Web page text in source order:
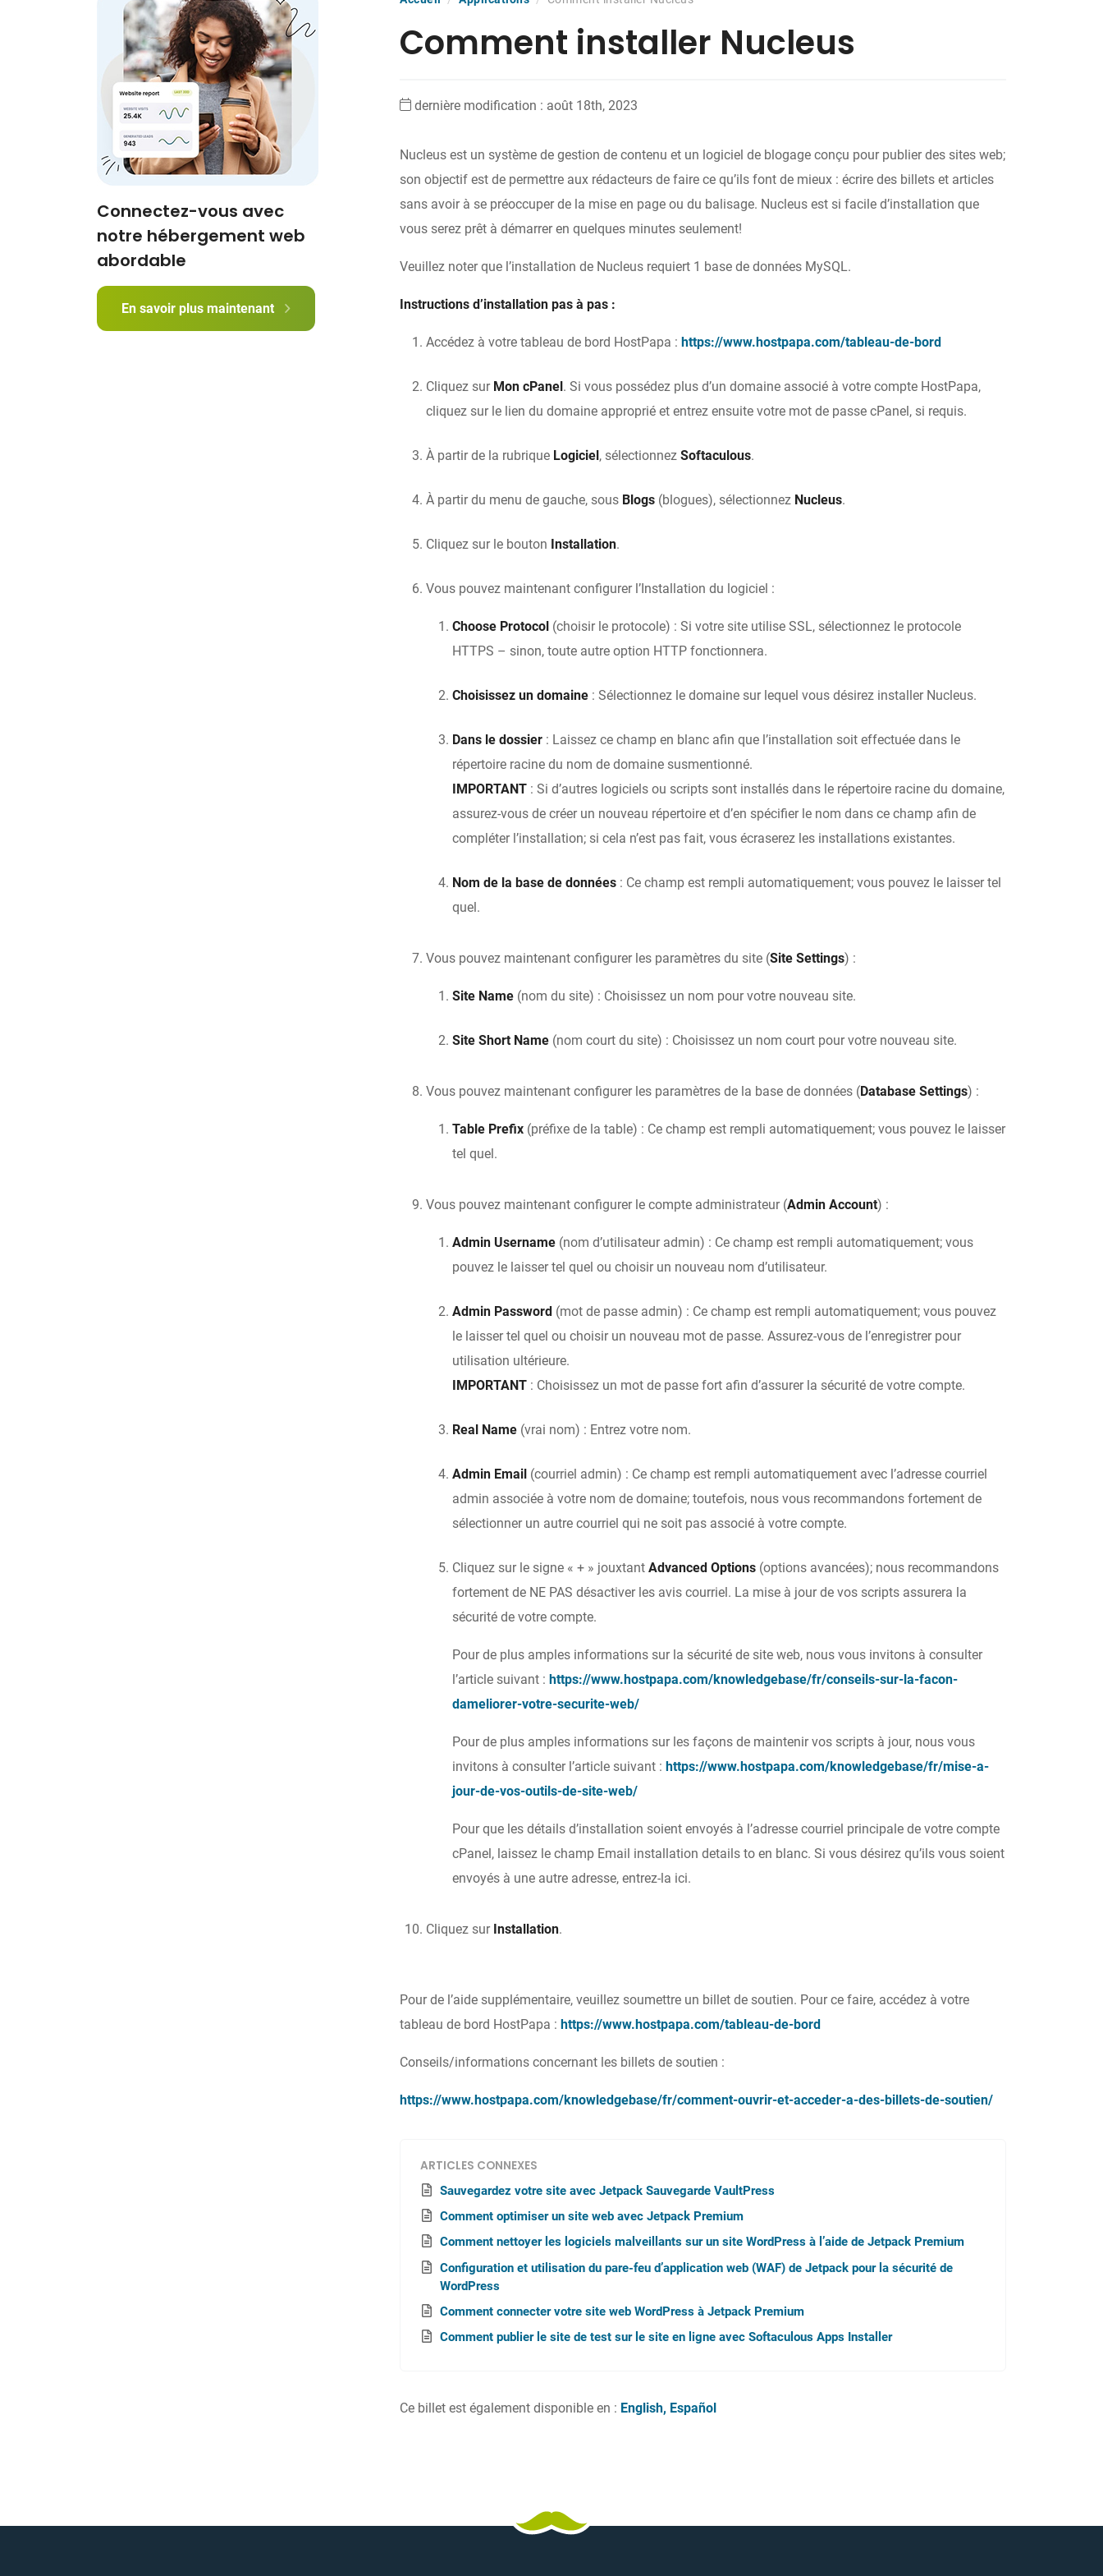
Comment installer Nucleus
dernière modification : août 18th, 2023
Nucleus est un système de gestion de contenu et un logiciel de blogage conçu pour publier des sites web;
son objectif est de permettre aux rédacteurs de faire ce qu’ils font de mieux : écrire des billets et articles
sans avoir à se préoccuper de la mise en page ou du balisage. Nucleus est si facile d’installation que
vous serez prêt à démarrer en quelques minutes seulement!
Veuillez noter que l’installation de Nucleus requiert 1 base de données MySQL.
Instructions d’installation pas à pas :
Accédez à votre tableau de bord HostPapa : https://www.hostpapa.com/tableau-de-bord
Cliquez sur Mon cPanel . Si vous possédez plus d’un domaine associé à votre compte HostPapa,
cliquez sur le lien du domaine approprié et entrez ensuite votre mot de passe cPanel, si requis.
À partir de la rubrique Logiciel , sélectionnezSoftaculous.
À partir du menu de gauche, sous Blogs (blogues), sélectionnez Nucleus.
Cliquez sur le bouton Installation.
Vous pouvez maintenant configurer l’Installation du logiciel :
Choose Protocol (choisir le protocole) : Si votre site utilise SSL, sélectionnez le protocole
HTTPS – sinon, toute autre option HTTP fonctionnera.
Choisissez un domaine : Sélectionnez le domaine sur lequel vous désirez installer Nucleus.
Dans le dossier : Laissez ce champ en blanc afin que l’installation soit effectuée dans le
répertoire racine du nom de domaine susmentionné.
IMPORTANT : Si d’autres logiciels ou scripts sont installés dans le répertoire racine du domaine,
assurez-vous de créer un nouveau répertoire et d’en spécifier le nom dans ce champ afin de
compléter l’installation; si cela n’est pas fait, vous écraserez les installations existantes.
Nom de la base de données : Ce champ est rempli automatiquement; vous pouvez le laisser tel
quel.
Vous pouvez maintenant configurer les paramètres du site (Site Settings) :
Site Name (nom du site) : Choisissez un nom pour votre nouveau site.
Site Short Name (nom court du site) : Choisissez un nom court pour votre nouveau site.
Vous pouvez maintenant configurer les paramètres de la base de données (Database Settings) :
Table Prefix (préfixe de la table) : Ce champ est rempli automatiquement; vous pouvez le laisser
tel quel.
Vous pouvez maintenant configurer le compte administrateur (Admin Account) :
Admin Username (nom d’utilisateur admin) : Ce champ est rempli automatiquement; vous
pouvez le laisser tel quel ou choisir un nouveau nom d’utilisateur.
Admin Password (mot de passe admin) : Ce champ est rempli automatiquement; vous pouvez
le laisser tel quel ou choisir un nouveau mot de passe. Assurez-vous de l’enregistrer pour
utilisation ultérieure.
IMPORTANT : Choisissez un mot de passe fort afin d’assurer la sécurité de votre compte.
Real Name (vrai nom) : Entrez votre nom.
Admin Email (courriel admin) : Ce champ est rempli automatiquement avec l’adresse courriel
admin associée à votre nom de domaine; toutefois, nous vous recommandons fortement de
sélectionner un autre courriel qui ne soit pas associé à votre compte.
Cliquez sur le signe « + » jouxtantAdvanced Options (options avancées); nous recommandons
fortement de NE PAS désactiver les avis courriel. La mise à jour de vos scripts assurera la
sécurité de votre compte.
Pour de plus amples informations sur la sécurité de site web, nous vous invitons à consulter
l’article suivant : https://www.hostpapa.com/knowledgebase/fr/conseils-sur-la-facon-
dameliorer-votre-securite-web/
Pour de plus amples informations sur les façons de maintenir vos scripts à jour, nous vous
invitons à consulter l’article suivant : https://www.hostpapa.com/knowledgebase/fr/mise-a-
jour-de-vos-outils-de-site-web/
Pour que les détails d’installation soient envoyés à l’adresse courriel principale de votre compte
cPanel, laissez le champ Email installation details to en blanc. Si vous désirez qu’ils vous soient
envoyés à une autre adresse, entrez-la ici.
Cliquez sur Installation.
Pour de l’aide supplémentaire, veuillez soumettre un billet de soutien. Pour ce faire, accédez à votre
tableau de bord HostPapa : https://www.hostpapa.com/tableau-de-bord
Conseils/informations concernant les billets de soutien :
https://www.hostpapa.com/knowledgebase/fr/comment-ouvrir-et-acceder-a-des-billets-de-soutien/
ARTICLES CONNEXES
Sauvegardez votre site avec Jetpack Sauvegarde VaultPress
Comment optimiser un site web avec Jetpack Premium
Comment nettoyer les logiciels malveillants sur un site WordPress à l’aide de Jetpack Premium
Configuration et utilisation du pare-feu d’application web (WAF) de Jetpack pour la sécurité de
WordPress
Comment connecter votre site web WordPress à Jetpack Premium
Comment publier le site de test sur le site en ligne avec Softaculous Apps Installer
Ce billet est également disponible en : English Español
Connectez-vous avec
notre hébergement web
abordable
En savoir plus maintenant